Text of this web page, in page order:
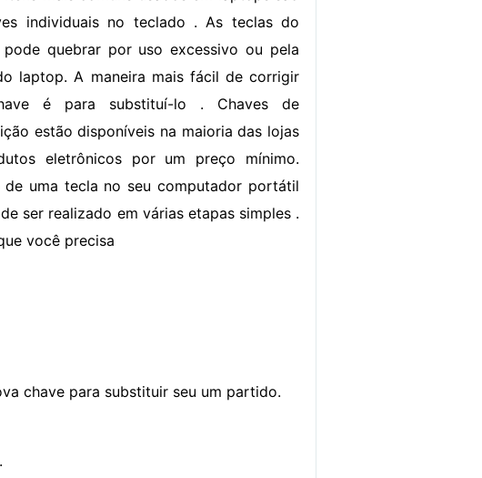
individuais no teclado . As teclas do
quebrar por uso excessivo ou pela
laptop. A maneira mais fácil de corrigir
é para substituí-lo . Chaves de
estão disponíveis na maioria das lojas
eletrônicos por um preço mínimo.
de uma tecla no seu computador portátil
ser realizado em várias etapas simples .
você precisa
chave para substituir seu um partido.